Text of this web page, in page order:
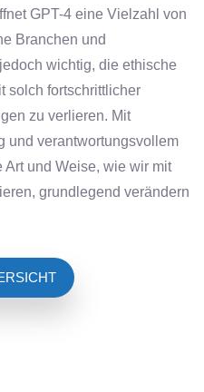
GPT-4 eine Vielzahl von
Branchen und
wichtig, die ethische
solch fortschrittlicher
zu verlieren. Mit
und verantwortungsvollem
Art und Weise, wie wir mit
grundlegend verändern